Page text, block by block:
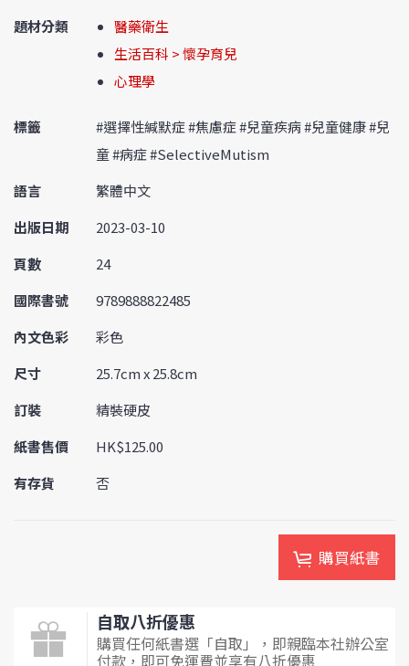
題材分類
醫藥衛生
生活百科 > 懷孕育兒
心理學
標籤
#選擇性緘默症 #焦慮症 #兒童疾病 #兒童健康 #兒
童 #病症 #SelectiveMutism
語言
繁體中文
出版日期
2023-03-10
頁數
24
國際書號
9789888822485
內文色彩
彩色
尺寸
25.7cm x 25.8cm
訂裝
精裝硬皮
紙書售價
HK$125.00
有存貨
否
購買紙書
自取八折優惠
購買任何紙書選「自取」，即親臨本社辦公室
付款，即可免運費並享有八折優惠